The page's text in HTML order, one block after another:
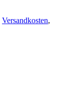
Versandkosten,